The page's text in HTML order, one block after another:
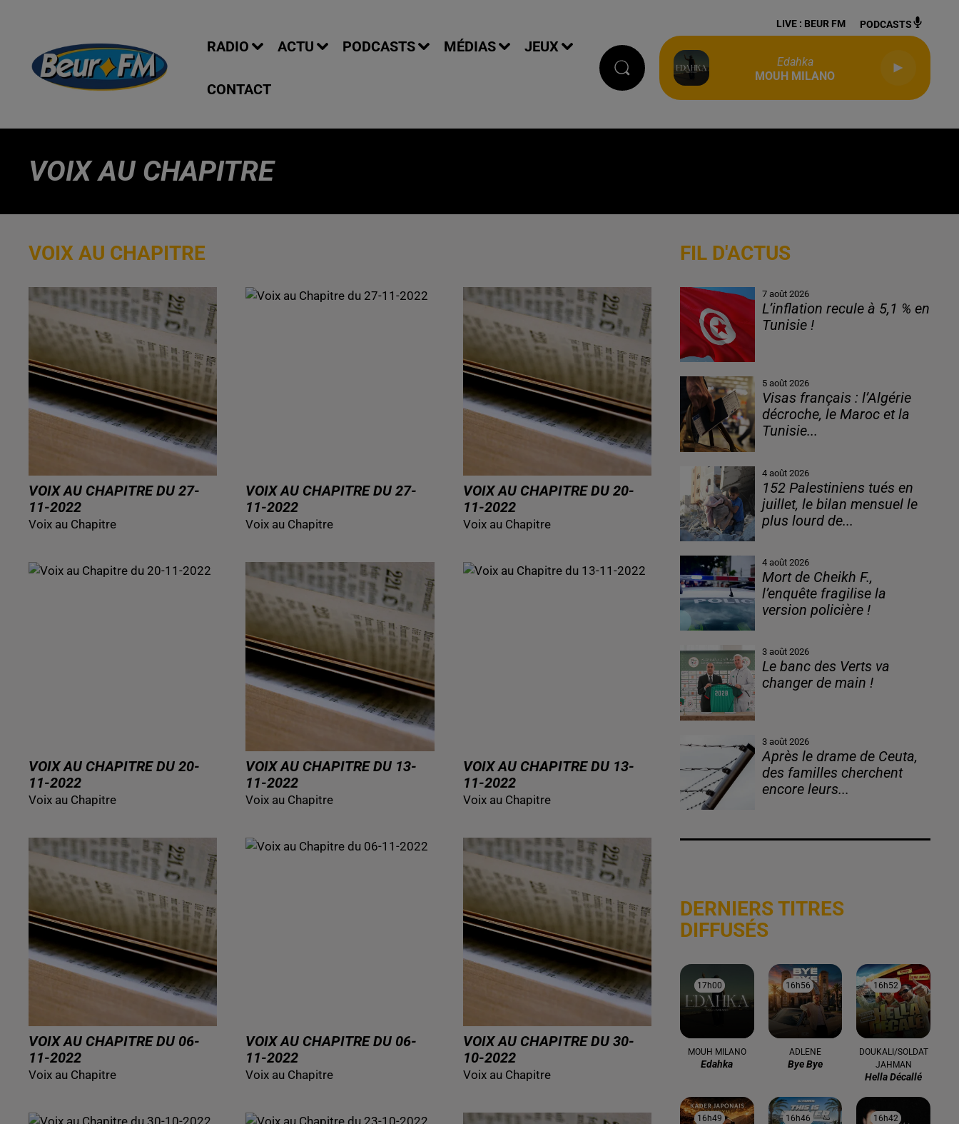
RADIO ACTU PODCASTS MÉDIAS JEUX
CONTACT
LIVE : BEUR FM PODCASTS
Edahka
MOUH MILANO
VOIX AU CHAPITRE
VOIX AU CHAPITRE
VOIX AU CHAPITRE DU 27-
11-2022
Voix au Chapitre
VOIX AU CHAPITRE DU 27-
11-2022
Voix au Chapitre
VOIX AU CHAPITRE DU 20-
11-2022
Voix au Chapitre
VOIX AU CHAPITRE DU 20-
11-2022
Voix au Chapitre
VOIX AU CHAPITRE DU 13-
11-2022
Voix au Chapitre
VOIX AU CHAPITRE DU 13-
11-2022
Voix au Chapitre
VOIX AU CHAPITRE DU 06-
11-2022
Voix au Chapitre
VOIX AU CHAPITRE DU 06-
11-2022
Voix au Chapitre
VOIX AU CHAPITRE DU 30-
10-2022
Voix au Chapitre
FIL D'ACTUS
7 août 2026
L’inflation recule à 5,1 % en
Tunisie !
5 août 2026
Visas français : l’Algérie
décroche, le Maroc et la
Tunisie...
4 août 2026
152 Palestiniens tués en
juillet, le bilan mensuel le
plus lourd de...
4 août 2026
Mort de Cheikh F.,
l’enquête fragilise la
version policière !
3 août 2026
Le banc des Verts va
changer de main !
3 août 2026
Après le drame de Ceuta,
des familles cherchent
encore leurs...
DERNIERS TITRES
DIFFUSÉS
17h00
17h00
MOUH MILANO
Edahka
16h56
16h56
ADLENE
Bye Bye
16h52
16h52
DOUKALI/SOLDAT
JAHMAN
Hella Décallé
16h49
16h49 16h46
16h46 16h42
16h42